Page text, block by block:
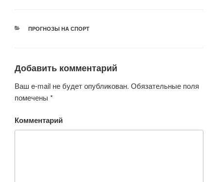
РУБРИКИ
ПРОГНОЗЫ НА СПОРТ
Добавить комментарий
Ваш e-mail не будет опубликован. Обязательные поля
помечены *
Комментарий